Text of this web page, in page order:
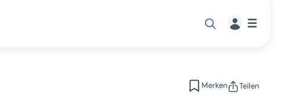
☰
Merken Teilen